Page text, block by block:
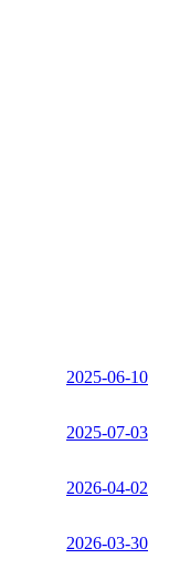
2025-06-10
2025-07-03
2026-04-02
2026-03-30